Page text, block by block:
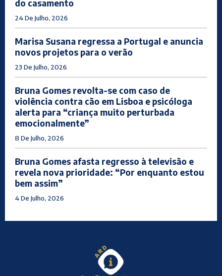
do casamento
24 De Julho, 2026
Marisa Susana regressa a Portugal e anuncia
novos projetos para o verão
23 De Julho, 2026
Bruna Gomes revolta-se com caso de
violência contra cão em Lisboa e psicóloga
alerta para “criança muito perturbada
emocionalmente”
8 De Julho, 2026
Bruna Gomes afasta regresso à televisão e
revela nova prioridade: “Por enquanto estou
bem assim”
4 De Julho, 2026